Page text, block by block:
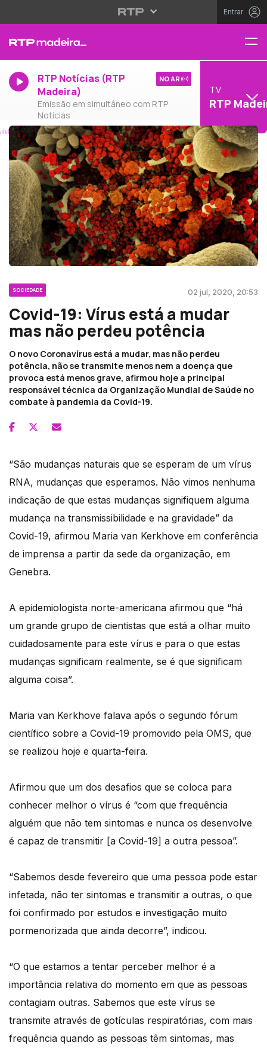
Entrar
RTP Notícias (RTP
Madeira)
Emissão em simultâneo com RTP
Notícias
NO AR
TV
RTP
SOCIEDADE 02 jul, 2020, 20:53
Covid-19: Vírus está a mudar
mas não perdeu potência
O novo Coronavírus está a mudar, mas não perdeu
potência, não se transmite menos nem a doença que
provoca está menos grave, afirmou hoje a principal
responsável técnica da Organização Mundial de Saúde no
combate à pandemia da Covid-19.
“São mudanças naturais que se esperam de um vírus
RNA, mudanças que esperamos. Não vimos nenhuma
indicação de que estas mudanças signifiquem alguma
mudança na transmissibilidade e na gravidade” da
Covid-19, afirmou Maria van Kerkhove em conferência
de imprensa a partir da sede da organização, em
Genebra.
A epidemiologista norte-americana afirmou que “há
um grande grupo de cientistas que está a olhar muito
cuidadosamente para este vírus e para o que estas
mudanças significam realmente, se é que significam
alguma coisa”.
Maria van Kerkhove falava após o segundo fórum
científico sobre a Covid-19 promovido pela OMS, que
se realizou hoje e quarta-feira.
Afirmou que um dos desafios que se coloca para
conhecer melhor o vírus é “com que frequência
alguém que não tem sintomas e nunca os desenvolve
é capaz de transmitir [a Covid-19] a outra pessoa”.
“Sabemos desde fevereiro que uma pessoa pode estar
infetada, não ter sintomas e transmitir a outras, o que
foi confirmado por estudos e investigação muito
pormenorizada que ainda decorre”, indicou.
“O que estamos a tentar perceber melhor é a
importância relativa do momento em que as pessoas
contagiam outras. Sabemos que este vírus se
transmite através de gotículas respiratórias, com mais
frequência quando as pessoas têm sintomas, mas